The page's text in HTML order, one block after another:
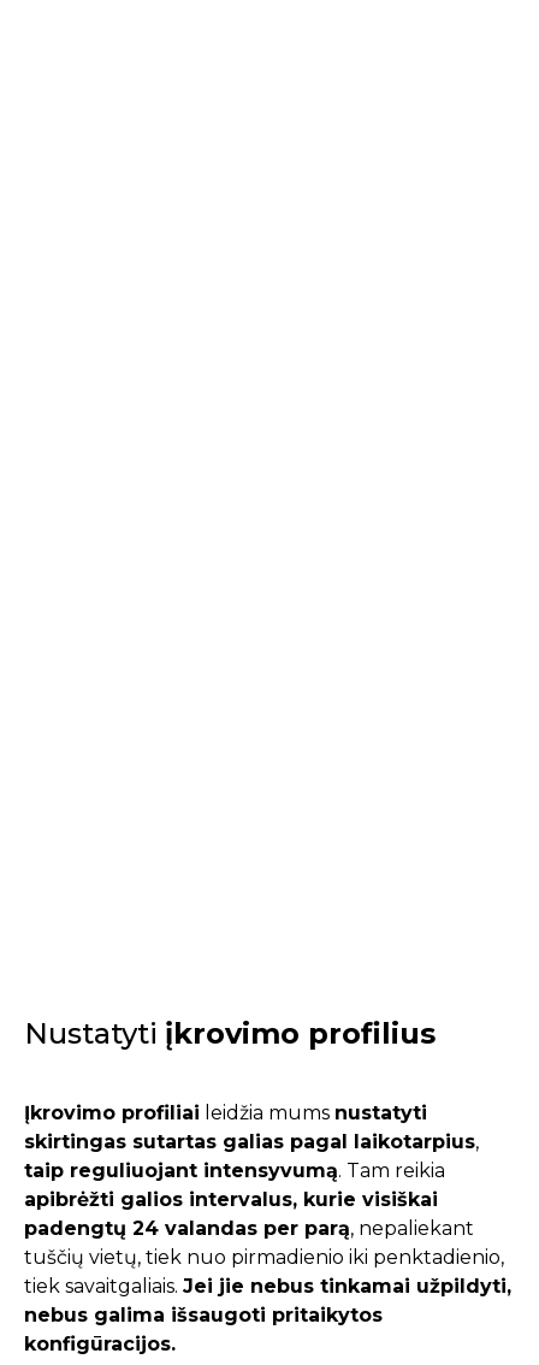
Nustatyti įkrovimo profilius
Įkrovimo profiliai leidžia mums nustatyti
skirtingas sutartas galias pagal laikotarpius,
taip reguliuojant intensyvumą. Tam reikia
apibrėžti galios intervalus, kurie visiškai
padengtų 24 valandas per parą, nepaliekant
tuščių vietų, tiek nuo pirmadienio iki penktadienio,
tiek savaitgaliais. Jei jie nebus tinkamai užpildyti,
nebus galima išsaugoti pritaikytos
konfigūracijos.